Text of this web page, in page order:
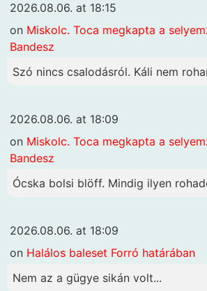
2026.08.06. at 18:15
on Miskolc. Toca megkapta a
Bandesz
Szó nincs csalodásról. Káli nem
2026.08.06. at 18:09
on Miskolc. Toca megkapta a
Bandesz
Ócska bolsi blöff. Mindig ilyen
2026.08.06. at 18:09
on Halálos baleset Forró határában
Nem az a gügye sikán volt...